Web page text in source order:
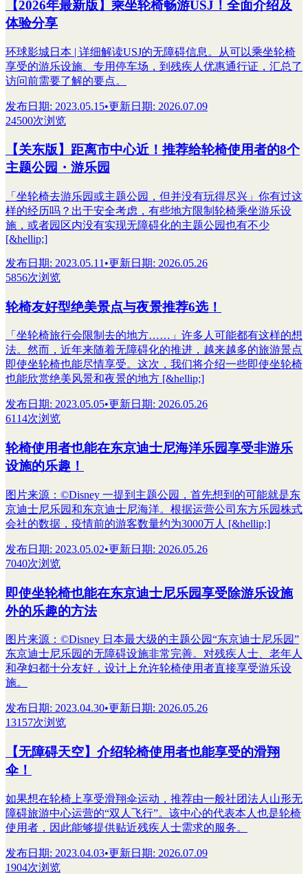
【2026年最新版】乘坐轮椅畅游USJ！全面介绍及
体验分享
环球影城日本 | 详细解读USJ的无障碍信息。从可以乘坐轮椅
享受的游乐设施、专用停车场，到残疾人优惠通行证，汇总了
访问前需要了解的要点。
发布日期: 2023.05.15•更新日期: 2026.07.09
24500次浏览
【关东版】距离市中心近！推荐给轮椅使用者的8个
主题公园・游乐园
「坐轮椅去游乐园或主题公园，但并没有玩得尽兴」你有过这
样的经历吗？出于安全考虑，有些地方限制轮椅乘坐游乐设
施，或者园区内没有实现无障碍化的主题公园也有不少
[&hellip;]
发布日期: 2023.05.11 •更新日期: 2026.05.26
5856次浏览
轮椅友好型绝美景点与夜景推荐6选！
「坐轮椅旅行会限制去的地方……」许多人可能都有这样的想
法。然而，近年来随着无障碍化的推进，越来越多的旅游景点
即使坐轮椅也能尽情享受。这次，我们将介绍一些即使坐轮椅
也能欣赏绝美风景和夜景的地方 [&hellip;]
发布日期: 2023.05.05•更新日期: 2026.05.26
6114次浏览
轮椅使用者也能在东京迪士尼海洋乐园享受非游乐
设施的乐趣！
图片来源：©︎Disney 一提到主题公园，首先想到的可能就是东
京迪士尼乐园和东京迪士尼海洋。根据运营公司东方乐园株式
会社的数据，疫情前的游客数量约为3000万人 [&hellip;]
发布日期: 2023.05.02•更新日期: 2026.05.26
7040次浏览
即使坐轮椅也能在东京迪士尼乐园享受除游乐设施
外的乐趣的方法
图片来源：©︎Disney 日本最大级的主题公园“东京迪士尼乐园”
东京迪士尼乐园的无障碍设施非常完善。对残疾人士、老年人
和孕妇都十分友好，设计上允许轮椅使用者直接享受游乐设
施。
发布日期: 2023.04.30•更新日期: 2026.05.26
13157次浏览
【无障碍天空】介绍轮椅使用者也能享受的滑翔
伞！
如果想在轮椅上享受滑翔伞运动，推荐由一般社团法人山形无
障碍旅游中心运营的“双人飞行”。该中心的代表本人也是轮椅
使用者，因此能够提供贴近残疾人士需求的服务。
发布日期: 2023.04.03•更新日期: 2026.07.09
1904次浏览